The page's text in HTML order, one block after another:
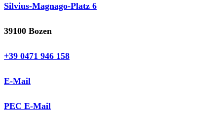
Silvius-Magnago-Platz 6
39100 Bozen
+39 0471 946 158
E-Mail
PEC E-Mail